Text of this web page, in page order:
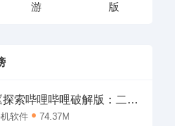
游
版
探索哔哩哔哩破解版：二次
的乐园》
软件
74.37M